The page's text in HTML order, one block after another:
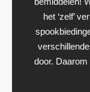
het ‘zelf’
door.